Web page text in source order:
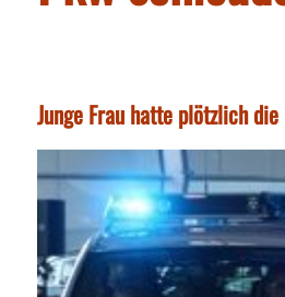
Junge Frau hatte plötzlich